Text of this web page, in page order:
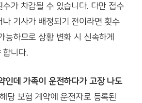
수가 차감될 수 있습니다. 다만 접수
나 기사가 배정되기 전이라면 횟수
능하므로 상황 변화 시 신속하게
합니다.
인데 가족이 운전하다가 고장 나도
당 보험 계약에 운전자로 등록된